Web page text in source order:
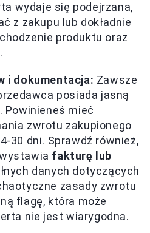
wydaje się podejrzana,
z zakupu lub dokładnie
produktu oraz
i dokumentacja: Zawsze
posiada jasną
Powinieneś mieć
zwrotu zakupionego
30 dni. Sprawdź również,
fakturę lub
danych dotyczących
zasady zwrotu
flagę, która może
nie jest wiarygodna.